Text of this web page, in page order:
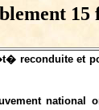
reconduite et